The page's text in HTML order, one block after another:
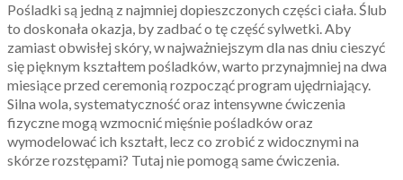
Pośladki są jedną z najmniej dopieszczonych części ciała. Ślub
to doskonała okazja, by zadbać o tę część sylwetki. Aby
zamiast obwisłej skóry, w najważniejszym dla nas dniu cieszyć
się pięknym kształtem pośladków, warto przynajmniej na dwa
miesiące przed ceremonią rozpocząć program ujędrniający.
Silna wola, systematyczność oraz intensywne ćwiczenia
fizyczne mogą wzmocnić mięśnie pośladków oraz
wymodelować ich kształt, lecz co zrobić z widocznymi na
skórze rozstępami? Tutaj nie pomogą same ćwiczenia.